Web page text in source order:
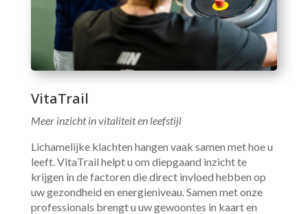
VitaTrail
Meer inzicht in vitaliteit en leefstijl
Lichamelijke klachten hangen vaak samen met hoe u
leeft. VitaTrail helpt u om diepgaand inzicht te
krijgen in de factoren die direct invloed hebben op
uw gezondheid en energieniveau. Samen met onze
professionals brengt u uw gewoontes in kaart en